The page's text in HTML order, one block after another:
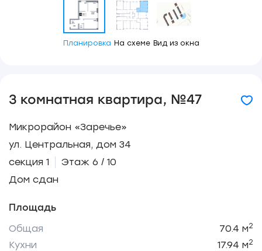
Планировка На схеме Вид из окна
3 комнатная квартира, №47
Микрорайон «Заречье»
ул. Центральная, дом 34
секция 1
Этаж 6 / 10
Дом сдан
Площадь
Общая
70.4 м2
Кухни 17.94 м2